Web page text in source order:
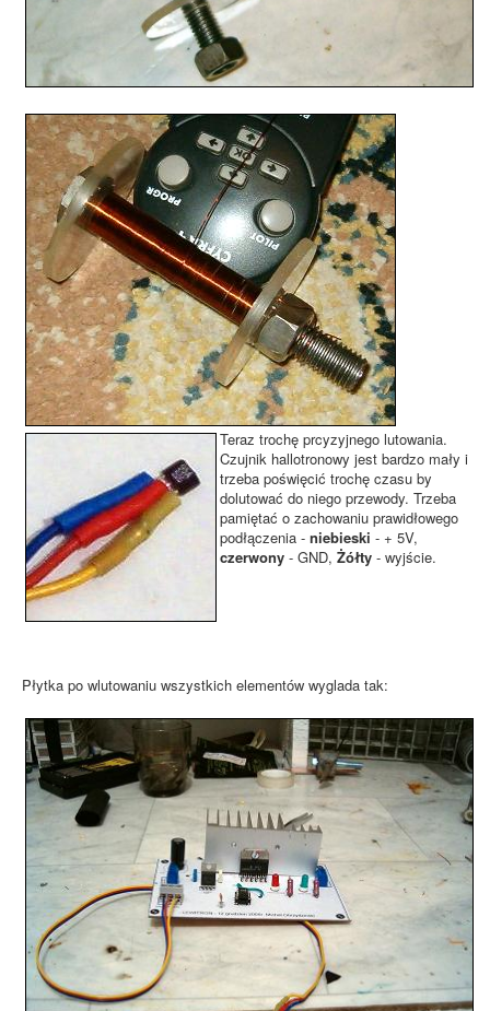
Teraz trochę prcyzyjnego lutowania.
Czujnik hallotronowy jest bardzo mały i
trzeba poświęcić trochę czasu by
dolutować do niego przewody. Trzeba
pamiętać o zachowaniu prawidłowego
podłączenia - niebieski - + 5V,
czerwony - GND, Żółty - wyjście.
Płytka po wlutowaniu wszystkich elementów wyglada tak: